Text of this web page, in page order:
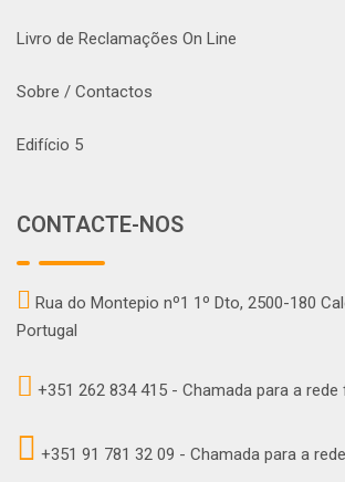
Livro de Reclamações On Line
Sobre / Contactos
Edifício 5
CONTACTE-NOS
Rua do Montepio nº1 1º Dto, 2500-180
Portugal
+351 262 834 415 - Chamada para a rede
+351 91 781 32 09 - Chamada para a